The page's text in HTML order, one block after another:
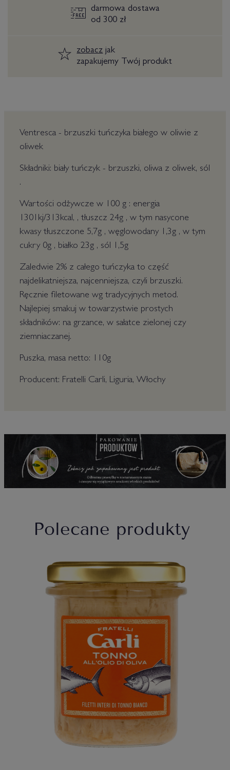
darmowa dostawa
od 300 zł
zobaczjak
zapakujemy Twój produkt
Ventresca - brzuszki tuńczyka białego w oliwie z
oliwek
Składniki: biały tuńczyk - brzuszki, oliwa z oliwek, sól
.
Wartości odżywcze w 100 g : energia
1301kj/313kcal, , tłuszcz 24g , w tym nasycone
kwasy tłuszczone 5,7g , węglowodany 1,3g , w tym
cukry 0g , białko 23g , sól 1,5g
Zaledwie 2% z całego tuńczyka to część
najdelikatniejsza, najcenniejsza, czyli brzuszki.
Ręcznie filetowane wg tradycyjnych metod.
Najlepiej smakuj w towarzystwie prostych
składników: na grzance, w sałatce zielonej czy
ziemniaczanej.
Puszka, masa netto: 110g
Producent: Fratelli Carli, Liguria, Włochy
Polecane produkty